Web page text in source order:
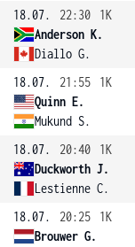
18.07.
22:30
1K
Anderson K.
Diallo G.
18.07.
21:55
1K
Quinn E.
Mukund S.
18.07.
20:40
1K
Duckworth J.
Lestienne C.
18.07.
20:25
1K
Brouwer G.